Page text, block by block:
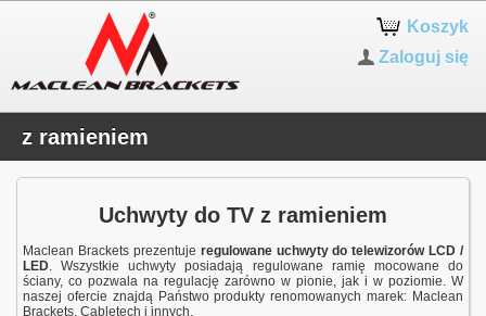
Koszyk
Zaloguj się
z ramieniem
Uchwyty do TV z ramieniem
Maclean Brackets prezentuje regulowane uchwyty do telewizorów LCD /
LED . Wszystkie uchwyty posiadają regulowane ramię mocowane do
ściany, co pozwala na regulację zarówno w pionie, jak i w poziomie. W
naszej ofercie znajdą Państwo produkty renomowanych marek: Maclean
Brackets, Cabletech i innych.